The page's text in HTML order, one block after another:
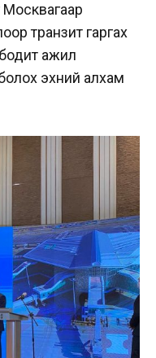
транзит гаргах
ажил
эхний алхам